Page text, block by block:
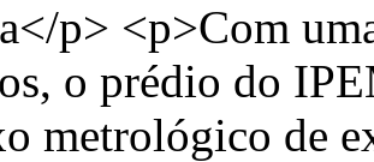
p> <p>Com
o prédio do
metrológico de